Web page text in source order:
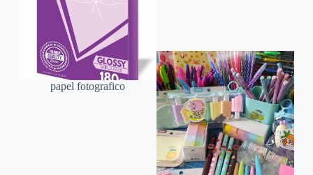
papel fotografico